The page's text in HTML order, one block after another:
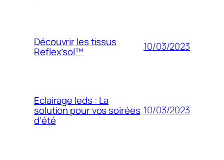
Découvrir les tissus
Reflex’sol™ 10/03/2023
Eclairage leds : La
solution pour vos soirées
d’été
10/03/2023